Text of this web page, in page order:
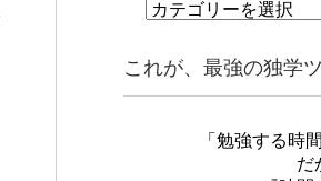
カ
リ
ー
これが、最強の独学
「勉強する時
だ